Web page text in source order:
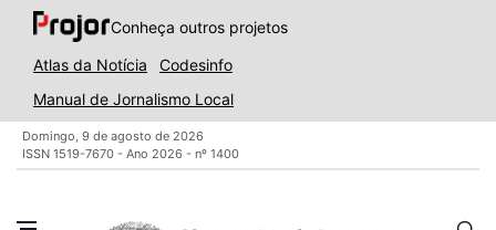
Conheça outros projetos
Atlas da Notícia
Codesinfo
Manual de Jornalismo Local
Domingo, 9 de agosto de 2026
ISSN 1519-7670 - Ano 2026 - nº 1400